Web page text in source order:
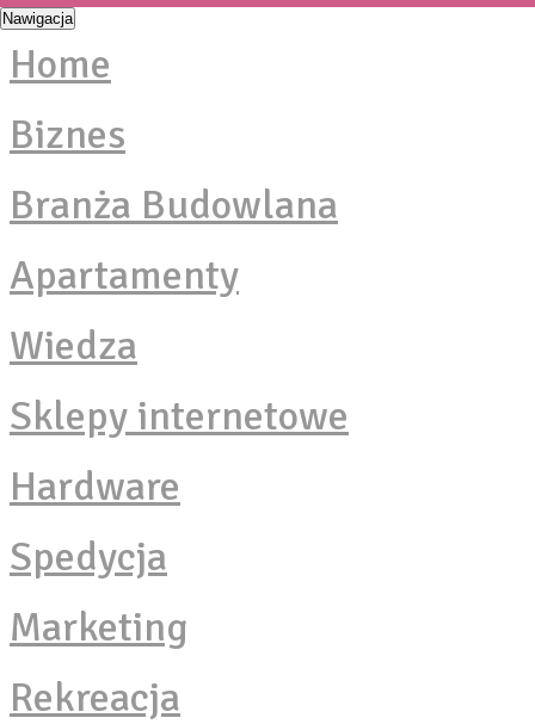
Nawigacja
Home
Biznes
Branża Budowlana
Apartamenty
Wiedza
Sklepy internetowe
Hardware
Spedycja
Marketing
Rekreacja